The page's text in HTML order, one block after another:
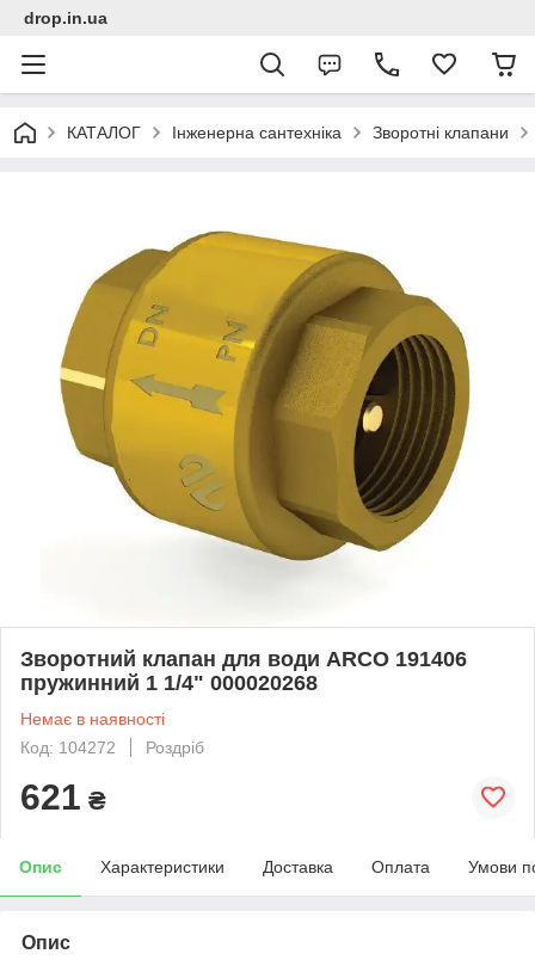
drop.in.ua
КАТАЛОГ Інженерна сантехніка Зворотні клапани
Зворотний клапан для води ARCO 191406
пружинний 1 1/4" 000020268
Немає в наявності
Код: 104272
Роздріб
621 ₴
Опис Характеристики Доставка Оплата Умови
Опис